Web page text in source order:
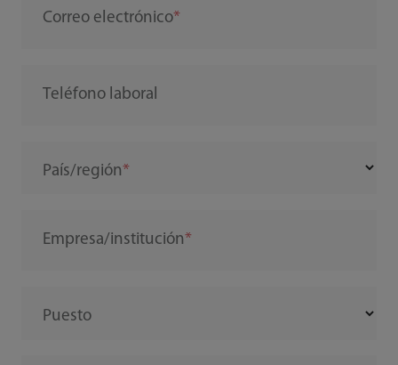
Correo electrónico
Teléfono laboral
País/región
Empresa/institución
Puesto